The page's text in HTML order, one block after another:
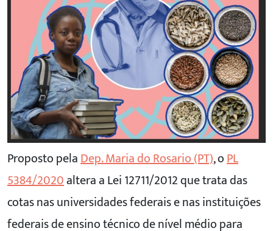
Proposto pelaDep. Maria do Rosario (PT), oPL
5384/2020altera a Lei 12711/2012 que trata das
cotas nas universidades federais e nas instituições
federais de ensino técnico de nível médio para